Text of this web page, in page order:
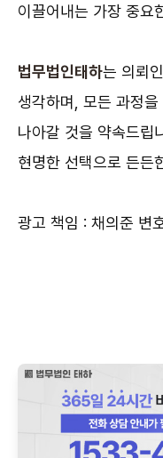
이끌어내는 가장 중요
법무법인태하는 의뢰
생각하며, 모든 과정
나아갈 것을 약속드립
현명한 선택으로 든든
광고 책임 : 채의준 변